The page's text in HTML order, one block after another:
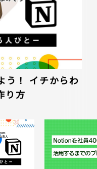
う！ イチからわ
り方